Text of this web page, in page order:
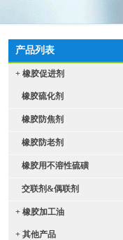
产品列表
+ 橡胶促进剂
橡胶硫化剂
橡胶防焦剂
橡胶防老剂
橡胶用不溶性硫磺
交联剂&偶联剂
+ 橡胶加工油
+ 其他产品